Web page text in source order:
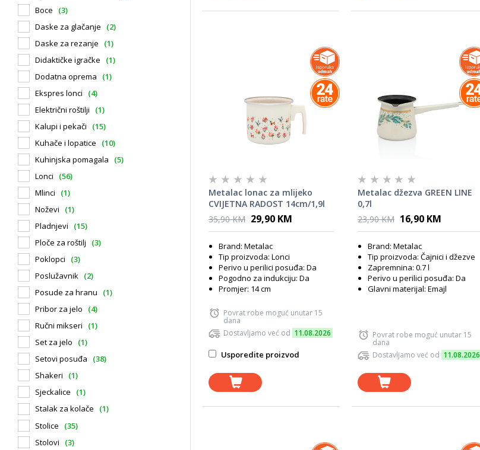
Boce
(3)
Daske za glačanje
(2)
Daske za rezanje
(1)
Didaktičke igračke
(1)
Dodatna oprema
(1)
Ekspres lonci
(4)
Električni roštilji
(1)
Kalupi i pekači
(15)
Kuhače i lopatice
(10)
Kuhinjska pomagala
(5)
Lonci
(56)
Mlinci
(1)
Noževi
(1)
Pladnjevi
(15)
Ploče za roštilj
(3)
Poklopci
(3)
Poslužavnik (2)
Posude za hranu
(1)
Pribor za jelo
(4)
Ručni mikseri
(1)
Set za jelo
(1)
Setovi posuđa
(38)
Shakeri
(1)
Sjeckalice
(1)
Stalak za kolače
(1)
Stolice
(35)
Stolovi
(3)
Metalac lonac za mlijeko
CVIJETNA RADOST 14cm/1,9l
35,90 KM 29,90 KM
Brand: Metalac
Tip proizvoda: Lonci
Perivo u perilici posuđa: Da
Pogodno za indukciju: Da
Promjer: 14 cm
Povrat robe moguć unutar 15
dana
Dostavljamo već od 11.08.2026
Usporedite proizvod
Metalac džezva GREEN LINE
0,7l
23,90 KM 16,90 KM
Brand: Metalac
Tip proizvoda: Čajnici i džezve
Zapremnina: 0.7 l
Perivo u perilici posuđa: Da
Glavni materijal: Emajl
Povrat robe moguć unutar 15
dana
Dostavljamo već od 11.08.2026